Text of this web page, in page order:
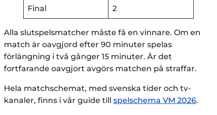
Final 2
Alla slutspelsmatcher måste få en vinnare. Om en
match är oavgjord efter 90 minuter spelas
förlängning i två gånger 15 minuter. Är det
fortfarande oavgjort avgörs matchen på straffar.
Hela matchschemat, med svenska tider och tv-
kanaler, finns i vår guide till spelschema VM 2026.